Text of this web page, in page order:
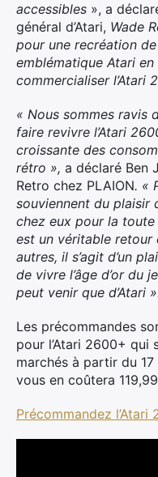
accessibles », a
général d’Atari, Wade
pour une recréation
emblématique Atari
commercialiser l’Atari
« Nous sommes ravis
faire revivre l’Atari
croissante des
rétro », a déclaré Ben
Retro chez PLAION. «
souviennent du plaisir
chez eux pour la toute
est un véritable retour
autres, il s’agit d’un
de vivre l’âge d’or du
peut venir que d’Atari
Les précommandes
pour l’Atari 2600+ qui
marchés à partir du
vous en coûtera
Précommandez l’Atari